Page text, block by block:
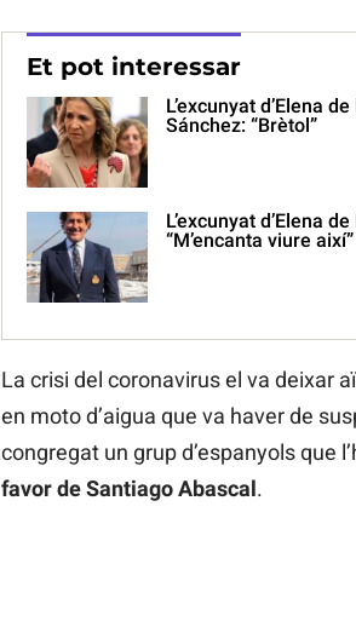
Et pot interessar
L’excunyat d’Elena
Sánchez: “Brètol”
L’excunyat d’Elena
“M’encanta viure així”
La crisi del coronavirus el va deixar
en moto d’aigua que va haver de
congregat un grup d’espanyols que
favor de Santiago Abascal.